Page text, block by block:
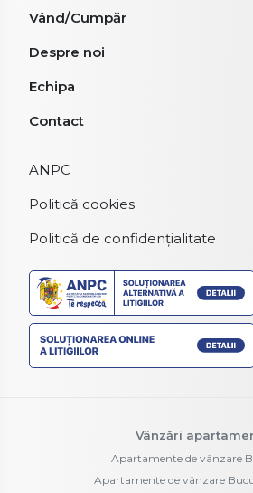
Vând/Cumpăr
Despre noi
Echipa
Contact
ANPC
Politică cookies
Politică de confidențialitate
Vânzări
Apartamente de vânzare
Apartamente de vânzare